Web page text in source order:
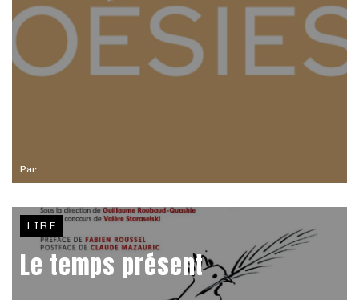
Par
LIRE
Le temps présent